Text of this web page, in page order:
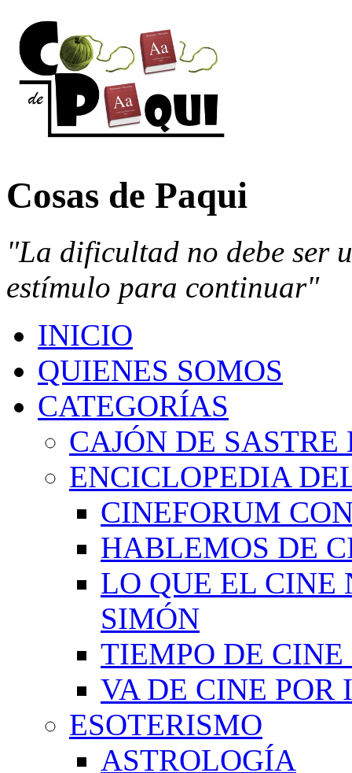
Cosas de Paqui
"La dificultad no debe ser
estímulo para continuar"
INICIO
QUIENES SOMOS
CATEGORÍAS
CAJÓN DE
ENCICLOPEDIA
CINEFORUM
HABLEMOS DE
LO QUE EL CINE
SIMÓN
TIEMPO DE
VA DE CINE
ESOTERISMO
ASTROLOGÍA